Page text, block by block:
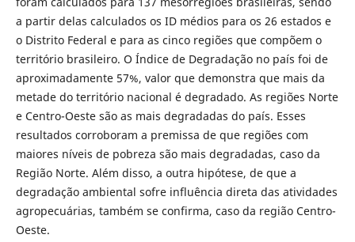
a partir delas calculados os ID médios para os 26 estados e
o Distrito Federal e para as cinco regiões que compõem o
território brasileiro. O Índice de Degradação no país foi de
aproximadamente 57%, valor que demonstra que mais da
metade do território nacional é degradado. As regiões Norte
e Centro-Oeste são as mais degradadas do país. Esses
resultados corroboram a premissa de que regiões com
maiores níveis de pobreza são mais degradadas, caso da
Região Norte. Além disso, a outra hipótese, de que a
degradação ambiental sofre influência direta das atividades
agropecuárias, também se confirma, caso da região Centro-
Oeste.